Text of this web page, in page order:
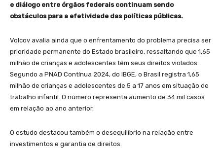
e diálogo entre órgãos federais continuam sendo
obstáculos para a efetividade das políticas públicas.
Volcov avalia ainda que o enfrentamento do problema precisa ser
prioridade permanente do Estado brasileiro, ressaltando que 1,65
milhão de crianças e adolescentes têm seus direitos violados.
Segundo a PNAD Contínua 2024, do IBGE, o Brasil registra 1,65
milhão de crianças e adolescentes de 5 a 17 anos em situação de
trabalho infantil. O número representa aumento de 34 mil casos
em relação ao ano anterior.
O estudo destacou também o desequilíbrio na relação entre
investimentos e garantia de direitos.